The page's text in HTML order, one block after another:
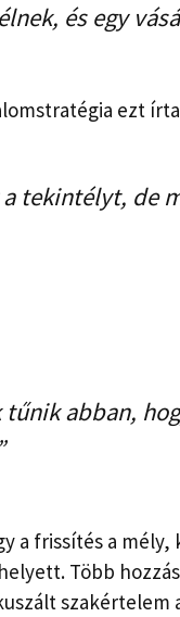
és egy
ezt
tekintélyt, de
abban,
a frissítés a
Több
szakértelem